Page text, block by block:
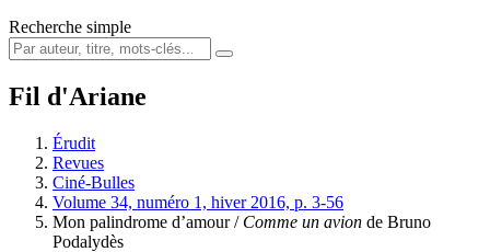
Recherche simple
Fil d'Ariane
Érudit
Revues
Ciné-Bulles
Volume 34, numéro 1, hiver 2016, p. 3-56
Mon palindrome d’amour / Comme un avion de Bruno
Podalydès